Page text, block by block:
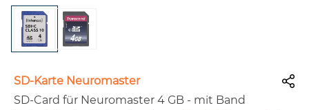
SD-Karte Neuromaster
SD-Card für Neuromaster 4 GB - mit Band